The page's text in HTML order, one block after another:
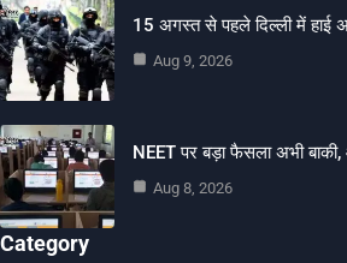
15 अगस्त से पहले दिल्ली में हाई
Aug 9, 2026
NEET पर बड़ा फैसला अभी बाकी,
Aug 8, 2026
Category